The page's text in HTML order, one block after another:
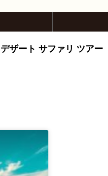
デザート サファリ ツアー